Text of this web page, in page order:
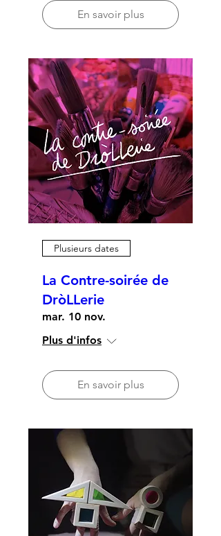
En savoir plus
Plusieurs dates
La Contre-soirée de
DròLLerie
mar. 10 nov.
Plus d'infos
En savoir plus